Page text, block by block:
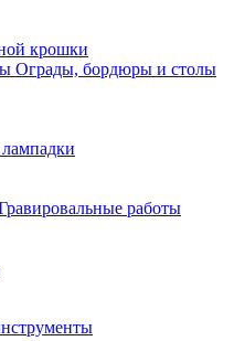
крошки
Ограды, бордюры и столы
работы